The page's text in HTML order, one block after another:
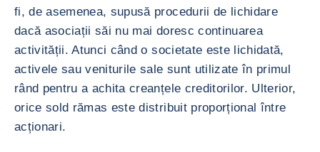
fi, de asemenea, supusă procedurii de lichidare
dacă asociații săi nu mai doresc continuarea
activității. Atunci când o societate este lichidată,
activele sau veniturile sale sunt utilizate în primul
rând pentru a achita creanțele creditorilor. Ulterior,
orice sold rămas este distribuit proporțional între
acționari.